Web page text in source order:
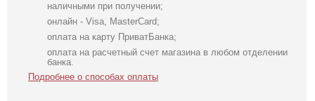
наличными при получении;
онлайн - Visa, MasterCard;
оплата на карту ПриватБанка;
оплата на расчетный счет магазина в любом отделении
банка.
Подробнее о способах оплаты